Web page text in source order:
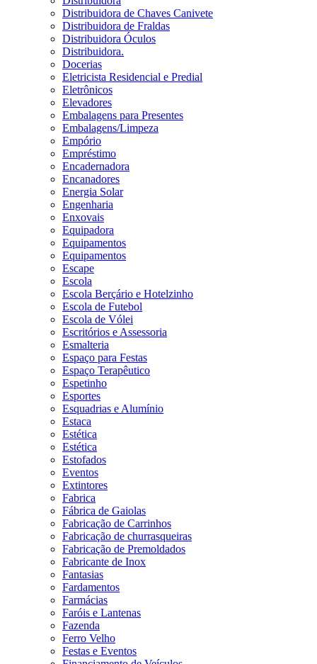
Distribuidora de Chaves Canivete
Distribuidora de Fraldas
Distribuidora Óculos
Distribuidora.
Docerias
Eletricista Residencial e Predial
Eletrônicos
Elevadores
Embalagens para Presentes
Embalagens/Limpeza
Empório
Empréstimo
Encadernadora
Encanadores
Energia Solar
Engenharia
Enxovais
Equipadora
Equipamentos
Equipamentos
Escape
Escola
Escola Berçário e Hotelzinho
Escola de Futebol
Escola de Vólei
Escritórios e Assessoria
Esmalteria
Espaço para Festas
Espaço Terapêutico
Espetinho
Esportes
Esquadrias e Alumínio
Estaca
Estética
Estética
Estofados
Eventos
Extintores
Fabrica
Fábrica de Gaiolas
Fabricação de Carrinhos
Fabricação de churrasqueiras
Fabricação de Premoldados
Fabricante de Inox
Fantasias
Fardamentos
Farmácias
Faróis e Lantenas
Fazenda
Ferro Velho
Festas e Eventos